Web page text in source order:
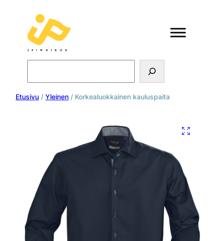
Etusivu / Yleinen / Korkealuokkainen kauluspaita